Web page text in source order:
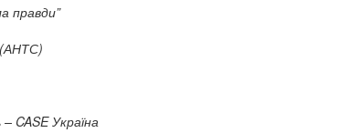
правди”
(АНТС)
CASE Україна